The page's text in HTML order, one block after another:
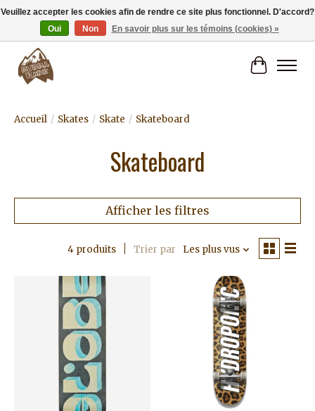
Livraison gratuite à partir de 80€.
Panier
Accueil / Skates / Skate / Skateboard
Skateboard
Afficher les filtres
4 produits Trier par Les plus vus
Veuillez accepter les cookies afin de rendre ce site plus fonctionnel. D'accord?
Oui
Non En savoir plus sur les témoins (cookies) »